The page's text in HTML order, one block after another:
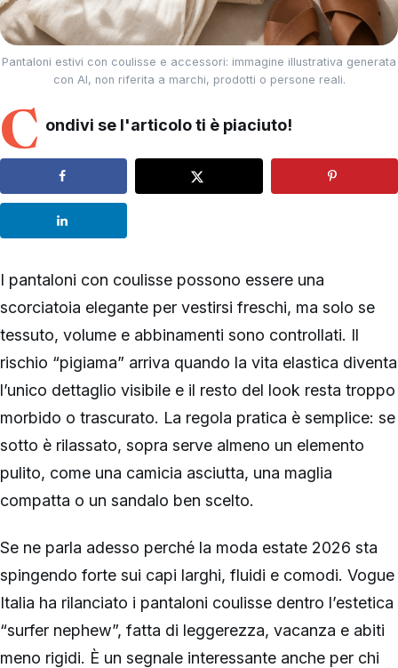
Pantaloni estivi con coulisse e accessori: immagine illustrativa generata
con AI, non riferita a marchi, prodotti o persone reali.
C ondivi se l'articolo ti è piaciuto!
I pantaloni con coulisse possono essere una
scorciatoia elegante per vestirsi freschi, ma solo se
tessuto, volume e abbinamenti sono controllati. Il
rischio “pigiama” arriva quando la vita elastica diventa
l’unico dettaglio visibile e il resto del look resta troppo
morbido o trascurato. La regola pratica è semplice: se
sotto è rilassato, sopra serve almeno un elemento
pulito, come una camicia asciutta, una maglia
compatta o un sandalo ben scelto.
Se ne parla adesso perché la moda estate 2026 sta
spingendo forte sui capi larghi, fluidi e comodi. Vogue
Italia ha rilanciato i pantaloni coulisse dentro l’estetica
“surfer nephew”, fatta di leggerezza, vacanza e abiti
meno rigidi. È un segnale interessante anche per chi